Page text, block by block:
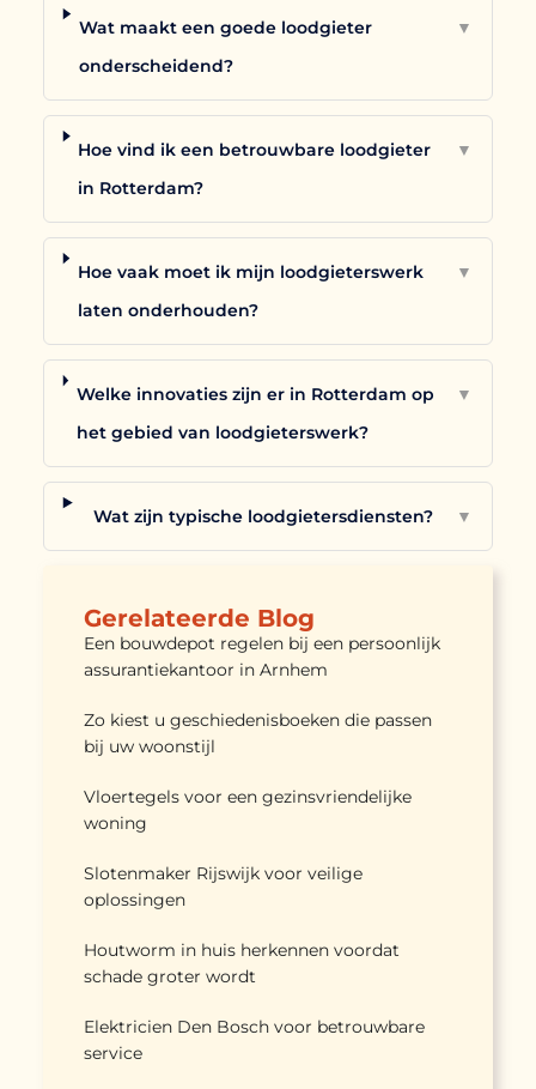
Wat maakt een goede loodgieter
onderscheidend?
▼
Hoe vind ik een betrouwbare loodgieter
in Rotterdam?
▼
Hoe vaak moet ik mijn loodgieterswerk
laten onderhouden?
▼
Welke innovaties zijn er in Rotterdam op
het gebied van loodgieterswerk?
▼
Wat zijn typische loodgietersdiensten? ▼
Gerelateerde Blog
Een bouwdepot regelen bij een persoonlijk
assurantiekantoor in Arnhem
Zo kiest u geschiedenisboeken die passen
bij uw woonstijl
Vloertegels voor een gezinsvriendelijke
woning
Slotenmaker Rijswijk voor veilige
oplossingen
Houtworm in huis herkennen voordat
schade groter wordt
Elektricien Den Bosch voor betrouwbare
service